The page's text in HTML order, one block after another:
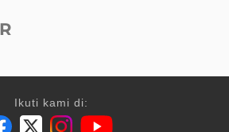
Ikuti kami di: